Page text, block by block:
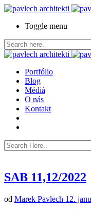
Toggle menu
Portfólio
Blog
Médiá
O nás
Kontakt
SAB 11,12/2022
od Marek Pavlech 12.